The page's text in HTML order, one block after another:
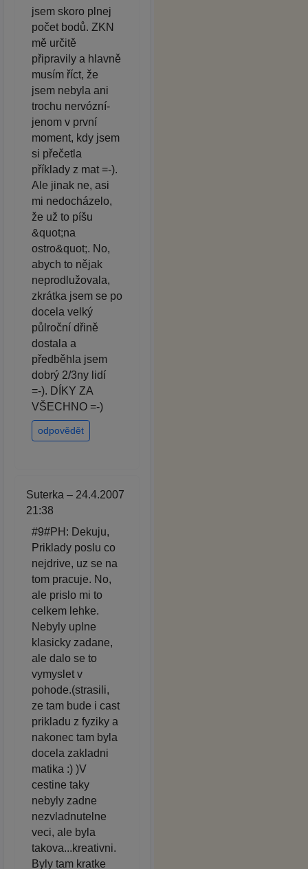
jsem skoro plnej
počet bodů. ZKN
mě určitě
připravily a hlavně
musím říct, že
jsem nebyla ani
trochu nervózní-
jenom v první
moment, kdy jsem
si přečetla
příklady z mat =-).
Ale jinak ne, asi
mi nedocházelo,
že už to píšu
&quot;na
ostro&quot;. No,
abych to nějak
neprodlužovala,
zkrátka jsem se po
docela velký
půlroční dřině
dostala a
předběhla jsem
dobrý 2/3ny lidí
=-). DÍKY ZA
VŠECHNO =-)
odpovědět
Suterka – 24.4.2007
21:38
#9#PH: Dekuju,
Priklady poslu co
nejdrive, uz se na
tom pracuje. No,
ale prislo mi to
celkem lehke.
Nebyly uplne
klasicky zadane,
ale dalo se to
vymyslet v
pohode.(strasili,
ze tam bude i cast
prikladu z fyziky a
nakonec tam byla
docela zakladni
matika :) )V
cestine taky
nebyly zadne
nezvladnutelne
veci, ale byla
takova...kreativni.
Byly tam kratke